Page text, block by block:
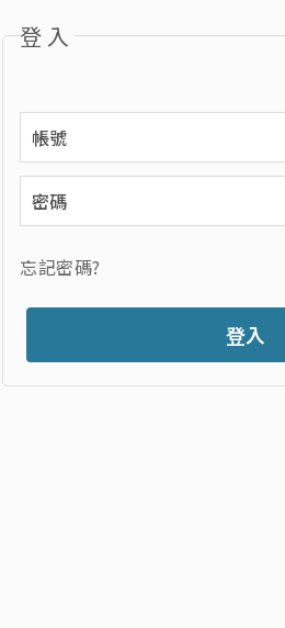
登入
忘記密碼?